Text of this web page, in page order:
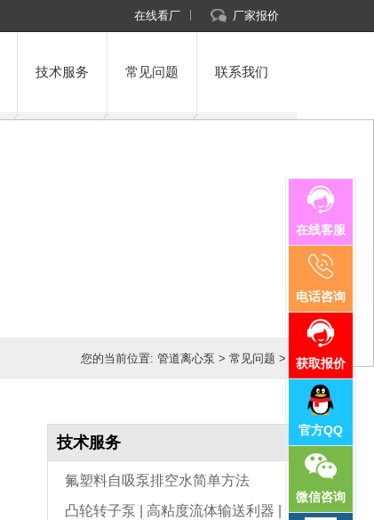
在线看厂 厂家报价
技术服务 常见问题 联系我们
在线客服
电话咨询
获取报价
官方QQ
微信咨询
您的当前位置:管道离心泵 >常见问题 >
技术服务
氟塑料自吸泵排空水简单方法
凸轮转子泵 | 高粘度流体输送利器 |